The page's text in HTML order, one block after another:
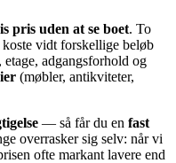
pris uden at se boet. To
vidt forskellige beløb
adgangsforhold og
(møbler, antikviteter,
— så får du en fast
overrasker sig selv: når vi
ofte markant lavere end